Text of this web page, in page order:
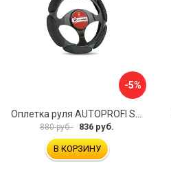
-5%
880 руб. 836 руб.
В КОРЗИНУ